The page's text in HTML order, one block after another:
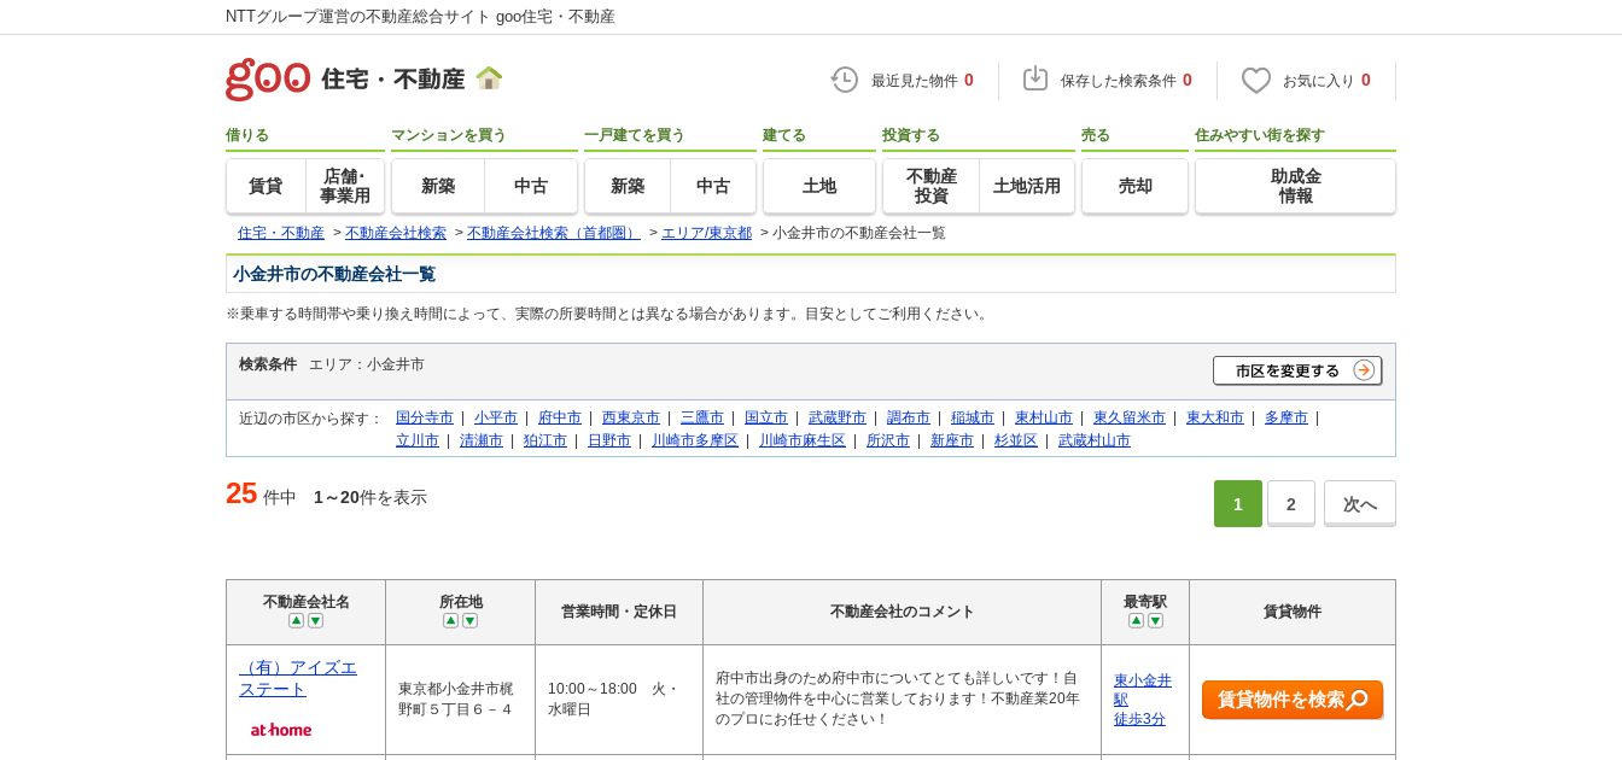
NTTグループ運営の不動産総合サイト goo住宅・不動産
最近見た物件 0 保存した検索条件 0 お気に入り 0
借りる
賃貸
店舗･
事業用
マンションを買う
新築 中古
一戸建てを買う
新築 中古
建てる
土地
投資する
不動産
投資
土地活用
売る
売却
住みやすい街を探す
助成金
情報
住宅・不動産 > 不動産会社検索 > 不動産会社検索（首都圏） > エリア/東京都 > 小金井市の不動産会社一覧
小金井市の不動産会社一覧
※乗車する時間帯や乗り換え時間によって、実際の所要時間とは異なる場合があります。目安としてご利用ください。
検索条件 エリア：小金井市
近辺の市区から探す： 国分寺市 | 小平市 | 府中市 | 西東京市 | 三鷹市 | 国立市 | 武蔵野市 | 調布市 | 稲城市 | 東村山市 | 東久留米市 | 東大和市 | 多摩市 |
立川市 | 清瀬市 | 狛江市 | 日野市 | 川崎市多摩区 | 川崎市麻生区 | 所沢市 | 新座市 | 杉並区 | 武蔵村山市
25 件中 1～20件を表示 1 2 次へ
不動産会社名 所在地
営業時間・定休日 不動産会社のコメント
最寄駅
賃貸物件
（有）アイズエ
ステート
東京都小金井市梶
野町５丁目６－４
10:00～18:00 火・
水曜日
府中市出身のため府中市についてとても詳しいです！自
社の管理物件を中心に営業しております！不動産業20年
のプロにお任せください！
東小金井
駅
徒歩3分
賃貸物件を検索